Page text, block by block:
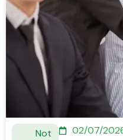
Not
02/07/